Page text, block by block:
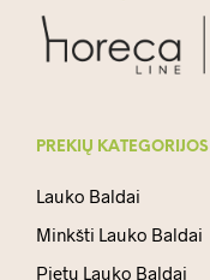
PREKIŲ KATEGORIJOS
Lauko Baldai
Minkšti Lauko Baldai
Pietų Lauko Baldai